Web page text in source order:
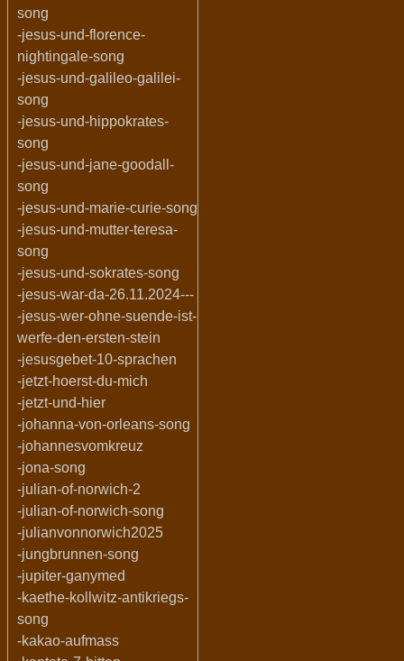
song
-jesus-und-florence-
nightingale-song
-jesus-und-galileo-galilei-
song
-jesus-und-hippokrates-
song
-jesus-und-jane-goodall-
song
-jesus-und-marie-curie-song
-jesus-und-mutter-teresa-
song
-jesus-und-sokrates-song
-jesus-war-da-26.11.2024---
-jesus-wer-ohne-suende-ist-
werfe-den-ersten-stein
-jesusgebet-10-sprachen
-jetzt-hoerst-du-mich
-jetzt-und-hier
-johanna-von-orleans-song
-johannesvomkreuz
-jona-song
-julian-of-norwich-2
-julian-of-norwich-song
-julianvonnorwich2025
-jungbrunnen-song
-jupiter-ganymed
-kaethe-kollwitz-antikriegs-
song
-kakao-aufmass